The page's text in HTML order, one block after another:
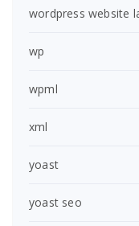
wordpress website
wp
wpml
xml
yoast
yoast seo